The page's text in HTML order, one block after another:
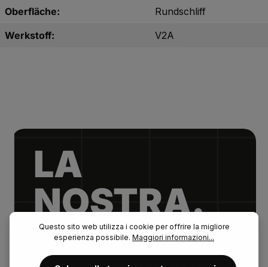
Oberfläche:
Rundschliff
Werkstoff:
V2A
LA
NOSTRA.
Questo sito web utilizza i cookie per offrire la migliore
esperienza possibile. Maggiori informazioni...